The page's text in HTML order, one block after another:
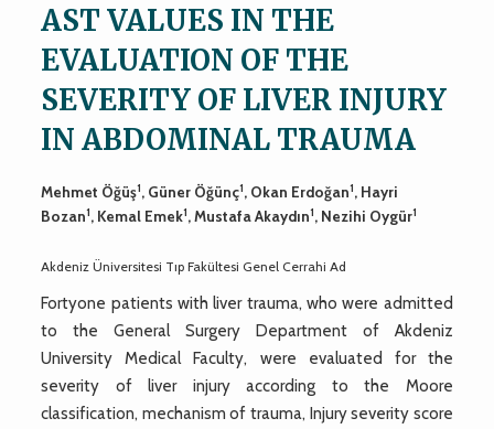
AST VALUES IN THE
EVALUATION OF THE
SEVERITY OF LIVER INJURY
IN ABDOMINAL TRAUMA
Mehmet Öğüş1, Güner Öğünç1, Okan Erdoğan1, Hayri
Bozan1, Kemal Emek1, Mustafa Akaydın1, Nezihi Oygür1
Akdeniz Üniversitesi Tıp Fakültesi Genel Cerrahi Ad
Fortyone patients with liver trauma, who were admitted
to the General Surgery Department of Akdeniz
University Medical Faculty, were evaluated for the
severity of liver injury according to the Moore
classification, mechanism of trauma, Injury severity score